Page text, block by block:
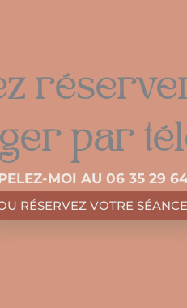
par
MOI AU 06 35 29
RÉSERVEZ VOTRE SÉANCE